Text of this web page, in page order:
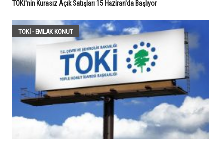
TOKİ'nin Kurasız Açık Satışları 15 Haziran'da Başlıyor
TOKİ - EMLAK KONUT